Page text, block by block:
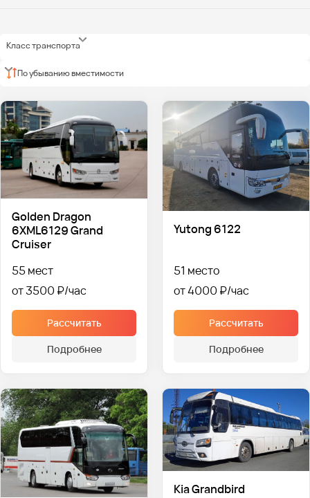
Класс транспорта
По убыванию вместимости
Golden Dragon
6XML6129 Grand
Cruiser
55 мест
от 3500 ₽
Рассчитать
Подробнее
Yutong 6122
51 место
от 4000 ₽
Рассчитать
Подробнее
Kia Grandbird